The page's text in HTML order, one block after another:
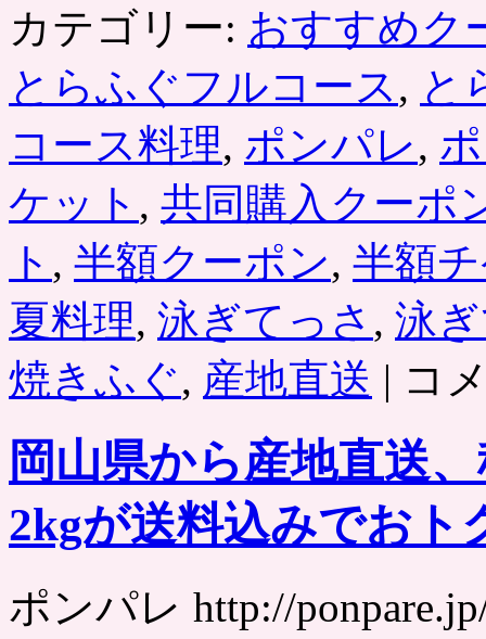
カテゴリー: おすすめク
とらふぐフルコース, と
コース料理, ポンパレ,
ケット , 共同購入クーポ
ト , 半額クーポン, 半額
夏料理, 泳ぎてっさ , 泳
焼きふぐ, 産地直送 |
ふ
ぐ
理
専
「と
コ
岡山県から産地直送
2kgが送料込みでおト
ポンパレ http://